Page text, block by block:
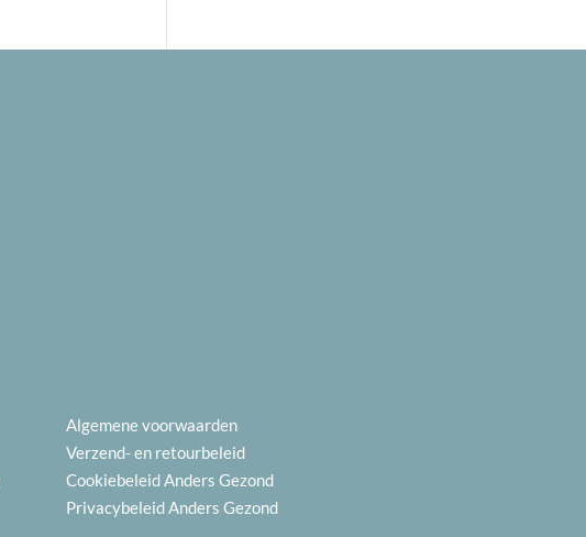
Algemene voorwaarden
Verzend- en retourbeleid
CookiebeleidAnders Gezond
PrivacybeleidAnders Gezond